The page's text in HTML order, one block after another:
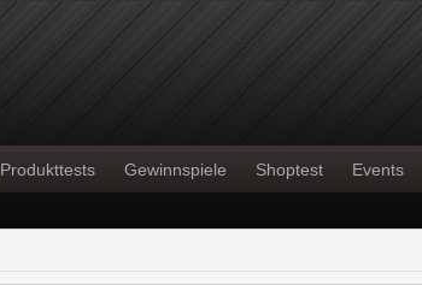
Produkttests Gewinnspiele Shoptest Events